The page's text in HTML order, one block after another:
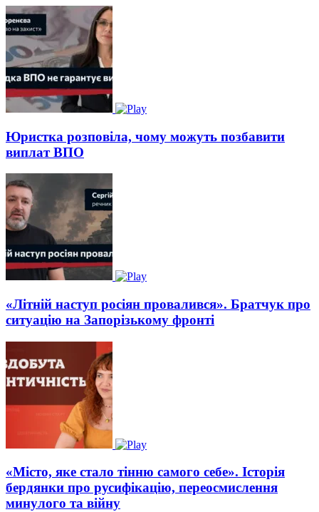
Юристка розповіла, чому можуть позбавити
виплат ВПО
«Літній наступ росіян провалився». Братчук про
ситуацію на Запорізькому фронті
«Місто, яке стало тінню самого себе». Історія
бердянки про русифікацію, переосмислення
минулого та війну